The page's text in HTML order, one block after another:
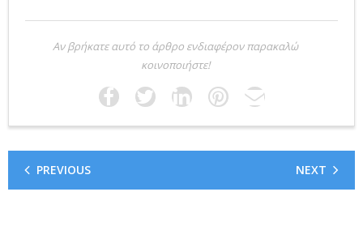
Αν βρήκατε αυτό το άρθρο ενδιαφέρον παρακαλώ
κοινοποιήστε!
PREVIOUS NEXT